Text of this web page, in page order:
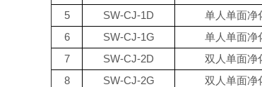
5
SW-CJ-1D 单人单面净
6
SW-CJ-1G 单人单面净
7
SW-CJ-2D 双人单面净
8
SW-CJ-2G 双人单面净